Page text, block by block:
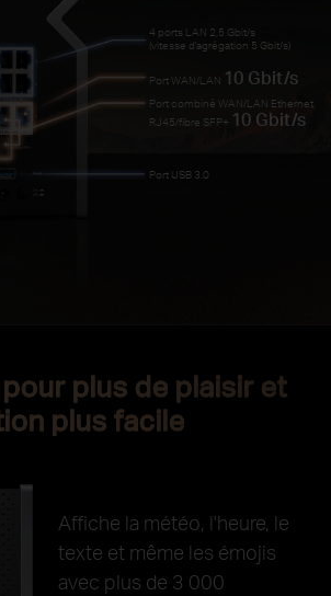
4 ports LAN 2,5 Gbit/s
(vitesse d'agrégation 5 Gbit/s)
Port WAN/LAN 10 Gbit/s
Port combiné WAN/LAN Ethernet
RJ45/fibre SFP+ 10 Gbit/s
Port USB 3.0
pour plus de plaisir et
plus facile
Affiche la météo, l'heure, le
texte et même les émojis
avec plus de 3 000